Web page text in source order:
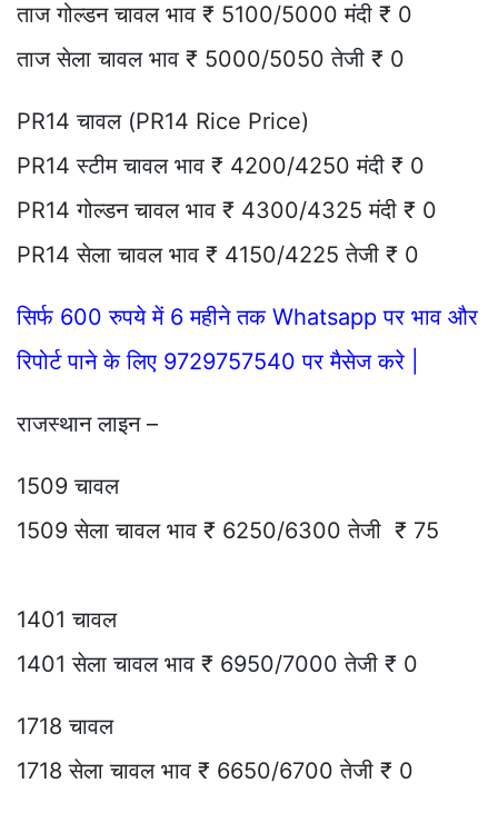
ताज गोल्डन चावल भाव ₹ 5100/5000 मंदी ₹ 0
ताज सेला चावल भाव ₹ 5000/5050 तेजी ₹ 0
PR14 चावल (PR14 Rice Price)
PR14 स्टीम चावल भाव ₹ 4200/4250 मंदी ₹ 0
PR14 गोल्डन चावल भाव ₹ 4300/4325 मंदी ₹ 0
PR14 सेला चावल भाव ₹ 4150/4225 तेजी ₹ 0
सिर्फ 600 रुपये में 6 महीने तक Whatsapp पर भाव और
रिपोर्ट पाने के लिए 9729757540 पर मैसेज करे |
राजस्थान लाइन –
1509 चावल
1509 सेला चावल भाव ₹ 6250/6300 तेजी ₹ 75
1401 चावल
1401 सेला चावल भाव ₹ 6950/7000 तेजी ₹ 0
1718 चावल
1718 सेला चावल भाव ₹ 6650/6700 तेजी ₹ 0